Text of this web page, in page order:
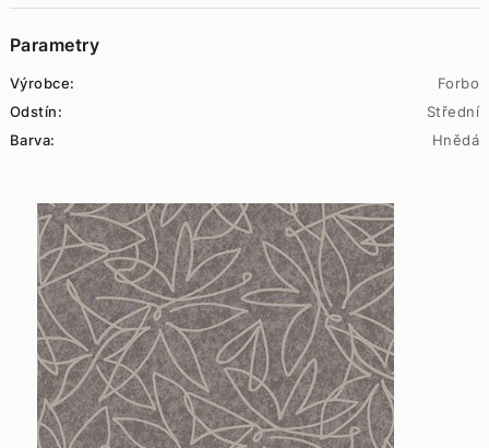
Parametry
Výrobce:
Forbo
Odstín:
Střední
Barva:
Hnědá